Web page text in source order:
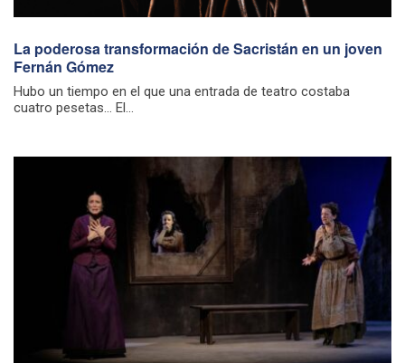
La poderosa transformación de Sacristán en un joven
Fernán Gómez
Hubo un tiempo en el que una entrada de teatro costaba
cuatro pesetas… El...